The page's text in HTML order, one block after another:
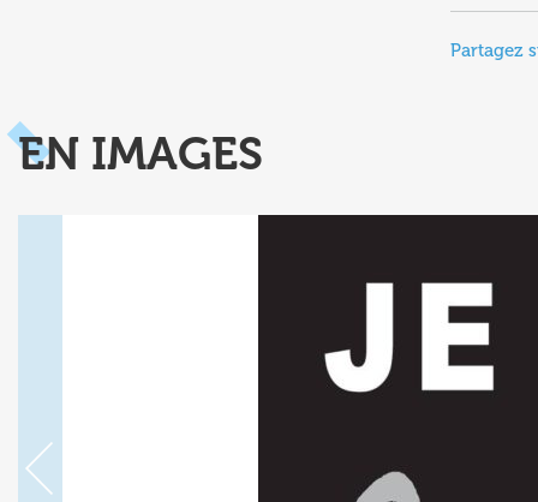
Partagez
EN IMAGES